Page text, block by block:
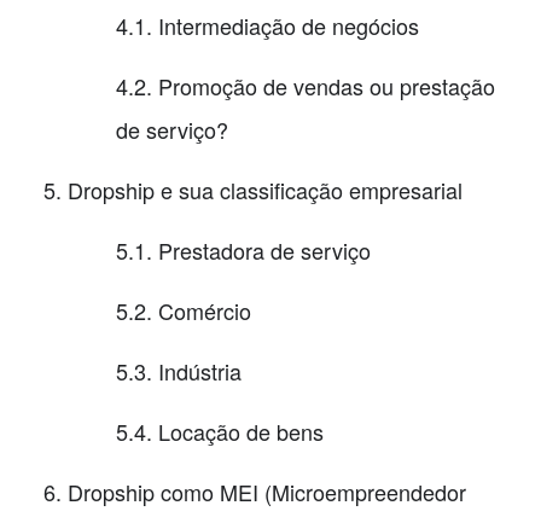
4.1. Intermediação de negócios
4.2. Promoção de vendas ou prestação
de serviço?
Dropship e sua classificação empresarial
5.1. Prestadora de serviço
5.2. Comércio
5.3. Indústria
5.4. Locação de bens
Dropship como MEI (Microempreendedor